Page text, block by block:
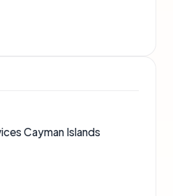
Cayman Islands